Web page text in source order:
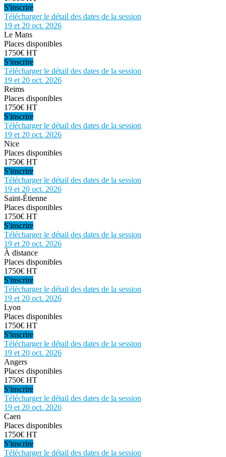
S'inscrire
Télécharger le détail des dates de la session
19 et 20 oct. 2026
Le Mans
Places disponibles
1750€ HT
S'inscrire
Télécharger le détail des dates de la session
19 et 20 oct. 2026
Reims
Places disponibles
1750€ HT
S'inscrire
Télécharger le détail des dates de la session
19 et 20 oct. 2026
Nice
Places disponibles
1750€ HT
S'inscrire
Télécharger le détail des dates de la session
19 et 20 oct. 2026
Saint-Étienne
Places disponibles
1750€ HT
S'inscrire
Télécharger le détail des dates de la session
19 et 20 oct. 2026
À distance
Places disponibles
1750€ HT
S'inscrire
Télécharger le détail des dates de la session
19 et 20 oct. 2026
Lyon
Places disponibles
1750€ HT
S'inscrire
Télécharger le détail des dates de la session
19 et 20 oct. 2026
Angers
Places disponibles
1750€ HT
S'inscrire
Télécharger le détail des dates de la session
19 et 20 oct. 2026
Caen
Places disponibles
1750€ HT
S'inscrire
Télécharger le détail des dates de la session